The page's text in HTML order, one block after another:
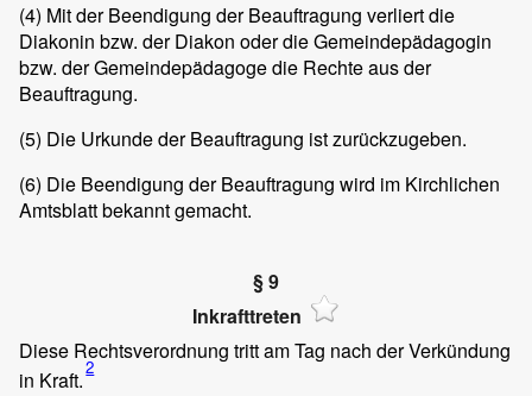
(4) Mit der Beendigung der Beauftragung verliert die
Diakonin bzw. der Diakon oder die Gemeindepädagogin
bzw. der Gemeindepädagoge die Rechte aus der
Beauftragung.
(5) Die Urkunde der Beauftragung ist zurückzugeben.
(6) Die Beendigung der Beauftragung wird im Kirchlichen
Amtsblatt bekannt gemacht.
§ 9
Inkrafttreten
Diese Rechtsverordnung tritt am Tag nach der Verkündung
in Kraft.2